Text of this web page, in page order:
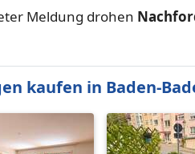
Meldung drohen
kaufen in Baden-